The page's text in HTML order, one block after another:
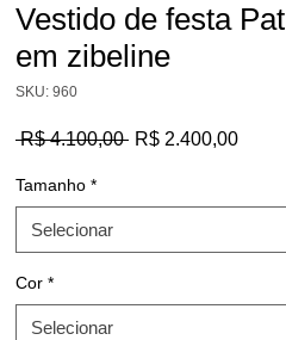
Vestido de festa
em zibeline
SKU: 960
R$ 4.100,00 Preço
R$ 2.400,00Preço
Tamanho *
Selecionar
Cor *
Selecionar